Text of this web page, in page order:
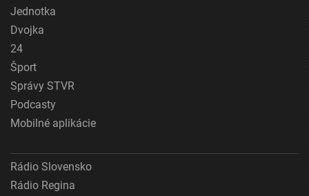
Jednotka
Dvojka
24
Šport
Správy STVR
Podcasty
Mobilné aplikácie
Rádio Slovensko
Rádio Regina